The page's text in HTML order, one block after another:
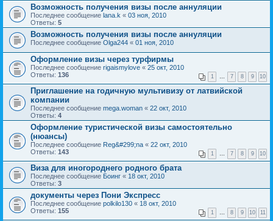
Возможность получения визы после аннуляции
Последнее сообщение lana.k « 03 ноя, 2010
Ответы: 5
Возможность получения визы после аннуляции
Последнее сообщение Olga244 « 01 ноя, 2010
Оформление визы через турфирмы
Последнее сообщение rigaismylove « 25 окт, 2010
Ответы: 136 1 … 7 8 9 10
Приглашение на годичную мультивизу от латвийской
компании
Последнее сообщение mega.woman « 22 окт, 2010
Ответы: 4
Оформление туристической визы самостоятельно
(нюансы)
Последнее сообщение Reg&#299;na « 22 окт, 2010
Ответы: 143 1 … 7 8 9 10
Виза для иногороднего родного брата
Последнее сообщение Боинг « 18 окт, 2010
Ответы: 3
документы через Пони Экспресс
Последнее сообщение polkilo130 « 18 окт, 2010
Ответы: 155 1 … 8 9 10 11